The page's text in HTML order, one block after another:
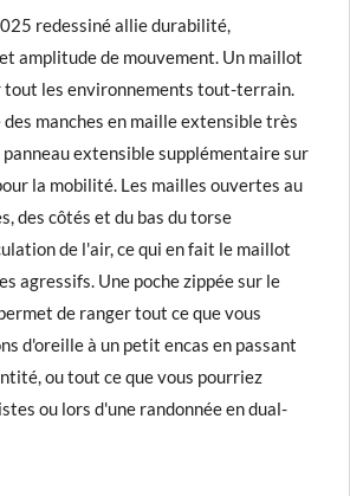
redessiné allie durabilité,
amplitude de mouvement. Un maillot
tout les environnements tout-terrain.
manches en maille extensible très
extensible supplémentaire sur
la mobilité. Les mailles ouvertes au
des côtés et du bas du torse
de l'air, ce qui en fait le maillot
agressifs. Une poche zippée sur le
de ranger tout ce que vous
d'oreille à un petit encas en passant
ou tout ce que vous pourriez
ou lors d'une randonnée en dual-